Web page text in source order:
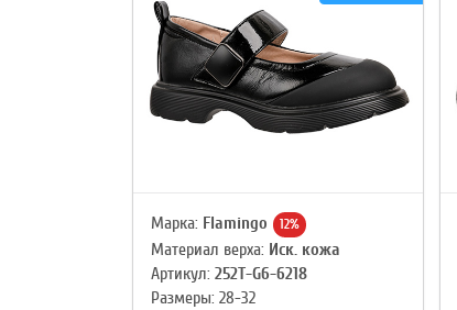
Марка: Flamingo 12%
Материал верха: Иск. кожа
Артикул: 252T-G6-6218
Размеры: 28-32